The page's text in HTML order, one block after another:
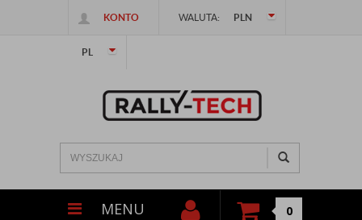
KONTO WALUTA: PLN
PL
MENU 0